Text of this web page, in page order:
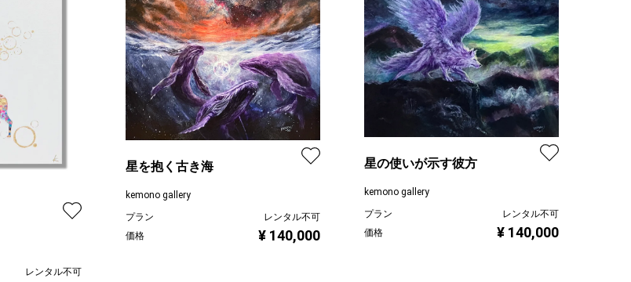
レンタル不可
星を抱く古き海
kemono gallery
プラン
レンタル不可
価格
¥ 140,000
星の使いが示す彼方
kemono gallery
プラン
レンタル不可
価格
¥ 140,000